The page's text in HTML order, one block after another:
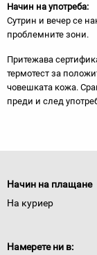
Начин на употреба:
Сутрин и вечер се
проблемните зони.
Притежава
термотест за
човешката кожа.
преди и след
Начин на плащане
На куриер
Намерете ни в: